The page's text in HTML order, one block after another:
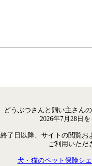
どうぶつさんと飼い主さん
2026年7月28日
終了日以降、サイトの閲覧お
ご利用いただ
犬・猫のペット保険シ